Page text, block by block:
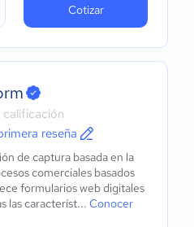
Cotizar
calificación
reseña
de captura basada en la
comerciales basados
formularios web digitales
las característ... Conocer